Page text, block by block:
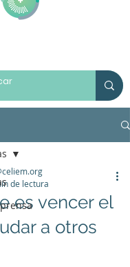
es vencer el
a otros
de lectura